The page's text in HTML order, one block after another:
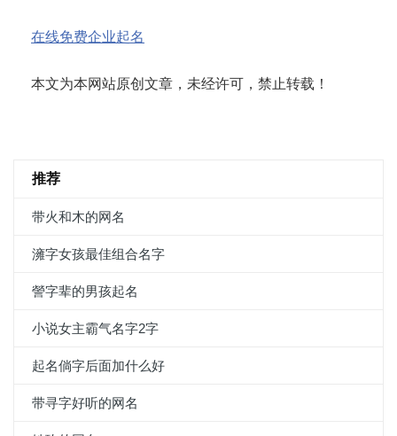
在线免费企业起名
本文为本网站原创文章，未经许可，禁止转载！
推荐
带火和木的网名
澭字女孩最佳组合名字
謍字辈的男孩起名
小说女主霸气名字2字
起名倘字后面加什么好
带寻字好听的网名